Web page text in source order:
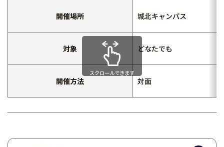
開催場所 城北キャンパス
対象 どなたでも
開催方法 対面
スクロールできます